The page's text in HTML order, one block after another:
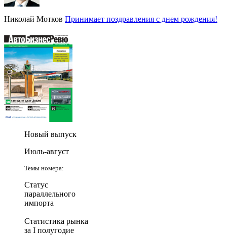
Николай Мотков Принимает поздравления с днем рождения!
Новый выпуск
Июль-август
Темы номера:
Статус
параллельного
импорта
Статистика рынка
за I полугодие